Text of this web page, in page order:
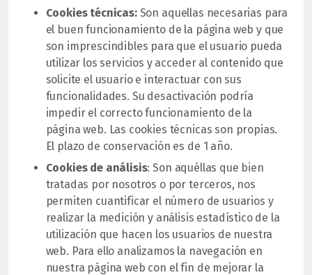
Cookies técnicas:Son aquellas necesarias para
el buen funcionamiento de la página web y que
son imprescindibles para que el usuario pueda
utilizar los servicios y acceder al contenido que
solicite el usuario e interactuar con sus
funcionalidades. Su desactivación podría
impedir el correcto funcionamiento de la
página web. Las cookies técnicas son propias.
El plazo de conservación es de 1 año.
Cookies de análisis: Son aquéllas que bien
tratadas por nosotros o por terceros, nos
permiten cuantificar el número de usuarios y
realizar la medición y análisis estadístico de la
utilización que hacen los usuarios de nuestra
web. Para ello analizamos la navegación en
nuestra página web con el fin de mejorar la